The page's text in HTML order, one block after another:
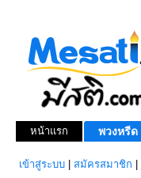
หน้าแรก พวงหรีด
เข้าสู่ระบบ สมัครสมาชิก